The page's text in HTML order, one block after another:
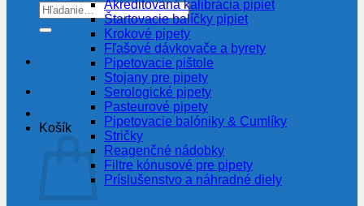
Košík
Akreditovaná kalibrácia pipiet
Štartovacie balíčky pipiet
Krokové pipety
Fľašové dávkovače a byrety
Pipetovacie pištole
Stojany pre pipety
Serologické pipety
Pasteurové pipety
Pipetovacie balóniky & Cumlíky
Stričky
Reagenčné nádobky
Filtre kónusové pre pipety
Príslušenstvo a náhradné diely